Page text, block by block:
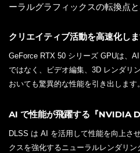
ーラルグラフィックスの転換点と
クリエイティブ活動を高速化しま
GeForce RTX 50 シリーズ GPUは、
ではなく、ビデオ編集、3D レンダリ
おいても驚異的な性能を引き出します。
AI で性能が飛躍する『NVIDIA
DLSS は AI を活用して性能を向上さ
クスを強化するニューラルレンダリン